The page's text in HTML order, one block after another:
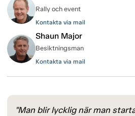
Rally och event
Kontakta via mail
Shaun Major
Besiktningsman
Kontakta via mail
"Man blir lycklig när man